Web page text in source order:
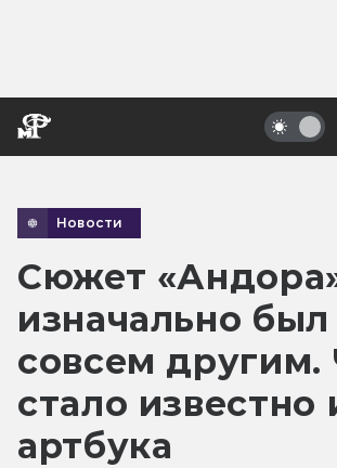
Новости
Сюжет
изначально был
совсем другим.
стало известно
артбука